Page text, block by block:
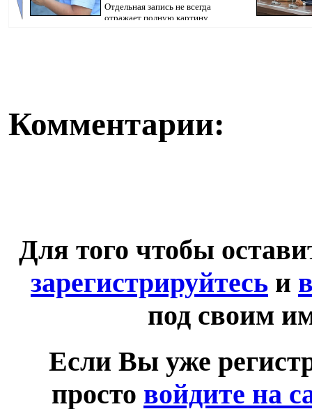
Отдельная запись не всегда
отражает полную картину
Комментарии:
Для того чтобы
зарегистрируйтесь и
под своим
Если Вы уже
просто войдите на